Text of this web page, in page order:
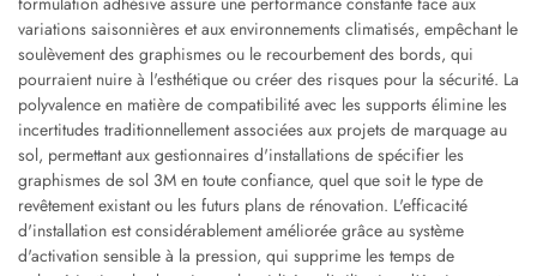
variations saisonnières et aux environnements climatisés, empêchant le
soulèvement des graphismes ou le recourbement des bords, qui
pourraient nuire à l'esthétique ou créer des risques pour la sécurité. La
polyvalence en matière de compatibilité avec les supports élimine les
incertitudes traditionnellement associées aux projets de marquage au
sol, permettant aux gestionnaires d'installations de spécifier les
graphismes de sol 3M en toute confiance, quel que soit le type de
revêtement existant ou les futurs plans de rénovation. L'efficacité
d'installation est considérablement améliorée grâce au système
d'activation sensible à la pression, qui supprime les temps de